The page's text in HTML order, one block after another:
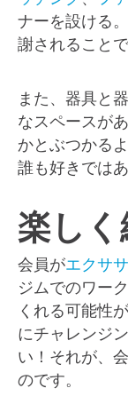
ナーを設ける
謝されることで
また、器具と
なスペースが
かとぶつかる
誰も好きでは
楽し
会員がエクサ
ジムでのワー
くれる可能性
にチャレンジ
い！それが、
のです。